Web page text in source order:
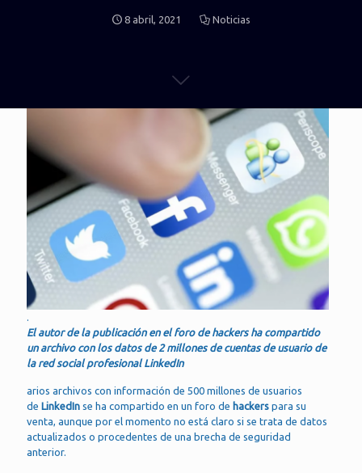
8 abril, 2021 Noticias
El autor de la publicación en el foro de hackers ha compartido
un archivo con los datos de 2 millones de cuentas de usuario de
la red social profesional LinkedIn
arios archivos con información de 500 millones de usuarios
de LinkedIn se ha compartido en un foro de hackers para su
venta, aunque por el momento no está claro si se trata de datos
actualizados o procedentes de una brecha de seguridad
anterior.